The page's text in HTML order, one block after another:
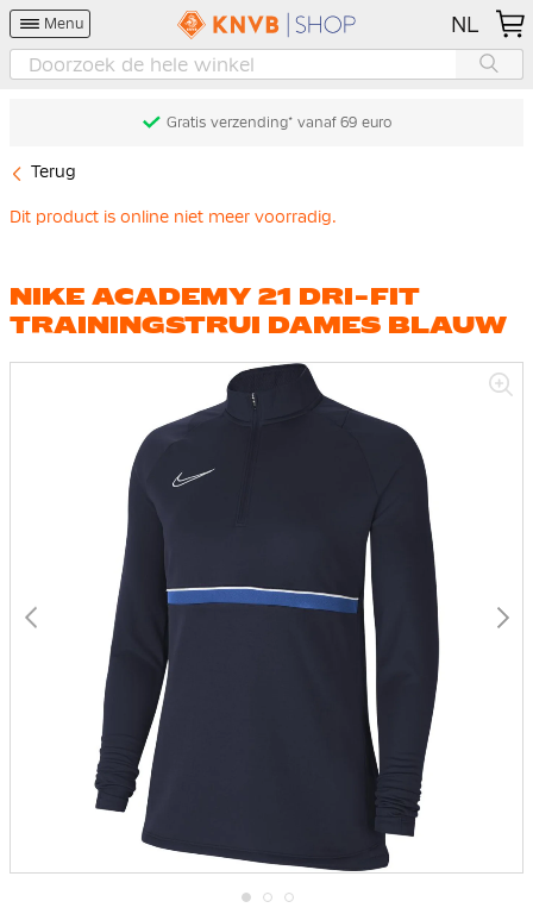
Menu NL
Gratis verzending* vanaf 69 euro
Terug
Dit product is online niet meer voorradig.
NIKE ACADEMY 21 DRI-FIT
TRAININGSTRUI DAMES BLAUW